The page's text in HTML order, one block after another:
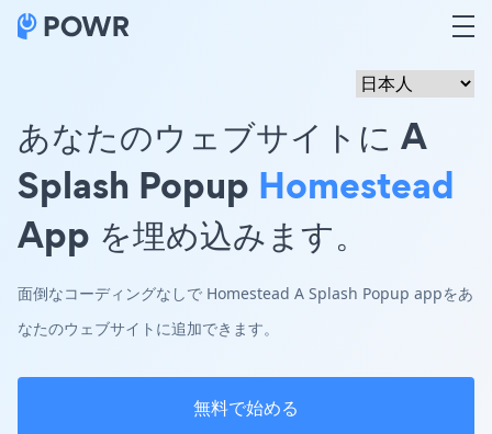
あなたのウェブサイトに A
Splash Popup Homestead
App を埋め込みます。
面倒なコーディングなしで Homestead A Splash Popup appをあ
なたのウェブサイトに追加できます。
無料で始める